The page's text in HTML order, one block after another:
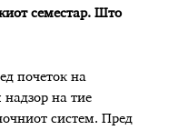
семестар. Што
почеток на
на тие
систем. Пред